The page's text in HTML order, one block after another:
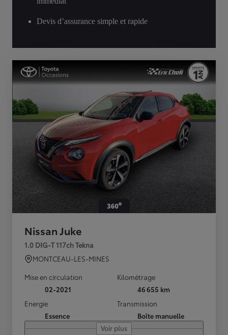
Devis d’assurance simple et rapide
Nissan Juke
1.0 DIG-T 117ch Tekna
MONTCEAU-LES-MINES
Mise en circulation
02-2021
Kilométrage
46 655 km
Energie
Essence
Transmission
Boîte manuelle
Voir plus